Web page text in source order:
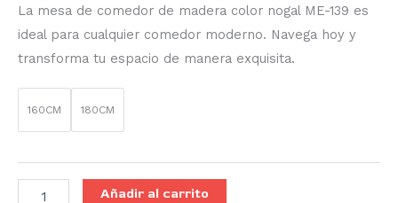
La mesa de comedor de madera color nogal ME-139 es
ideal para cualquier comedor moderno. Navega hoy y
transforma tu espacio de manera exquisita.
160CM 180CM
Añadir al carrito